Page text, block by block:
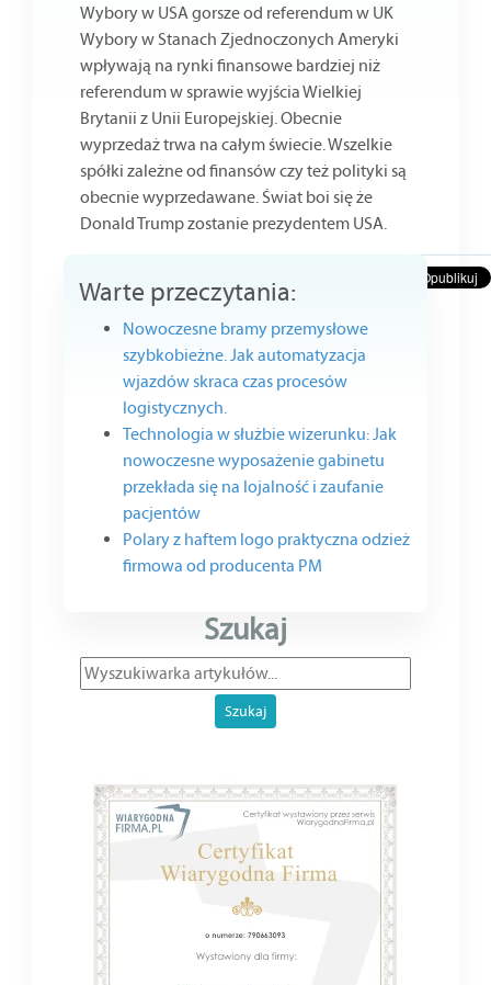
Wybory w USA gorsze od referendum w UK
Wybory w Stanach Zjednoczonych Ameryki
wpływają na rynki finansowe bardziej niż
referendum w sprawie wyjścia Wielkiej
Brytanii z Unii Europejskiej. Obecnie
wyprzedaż trwa na całym świecie. Wszelkie
spółki zależne od finansów czy też polityki są
obecnie wyprzedawane. Świat boi się że
Donald Trump zostanie prezydentem USA.
Warte przeczytania:
Nowoczesne bramy przemysłowe
szybkobieżne. Jak automatyzacja
wjazdów skraca czas procesów
logistycznych.
Technologia w służbie wizerunku: Jak
nowoczesne wyposażenie gabinetu
przekłada się na lojalność i zaufanie
pacjentów
Polary z haftem logo praktyczna odzież
firmowa od producenta PM
Szukaj